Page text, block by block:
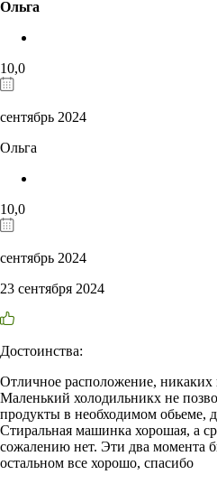
Ольга
10,0
сентябрь 2024
Ольга
10,0
сентябрь 2024
23 сентября 2024
Достоинства:
Отличное расположение, никаких
Маленький холодильникх не
продукты в необходимом обьеме,
Стиральная машинка хорошая, а
сожалению нет. Эти два момента
остальном все хорошо, спасибо